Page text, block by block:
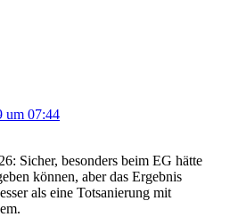
um 07:44
Sicher, besonders beim EG hätte
können, aber das Ergebnis
als eine Totsanierung mit